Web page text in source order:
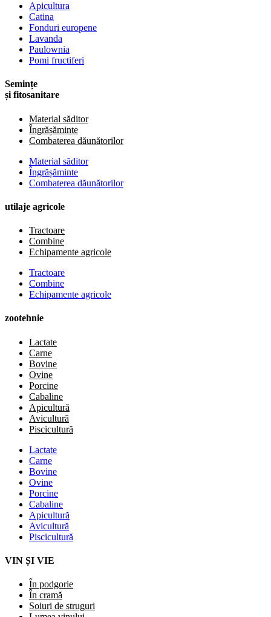
Apicultura
Catina
Fonduri europene
Lavanda
Paulownia
Pomi fructiferi
Semințe
și fitosanitare
Material săditor
Îngrășăminte
Combaterea dăunătorilor
Material săditor
Îngrășăminte
Combaterea dăunătorilor
utilaje agricole
Tractoare
Combine
Echipamente agricole
Tractoare
Combine
Echipamente agricole
zootehnie
Lactate
Carne
Bovine
Ovine
Porcine
Cabaline
Apicultură
Avicultură
Piscicultură
Lactate
Carne
Bovine
Ovine
Porcine
Cabaline
Apicultură
Avicultură
Piscicultură
VIN ȘI VIE
În podgorie
În cramă
Soiuri de struguri